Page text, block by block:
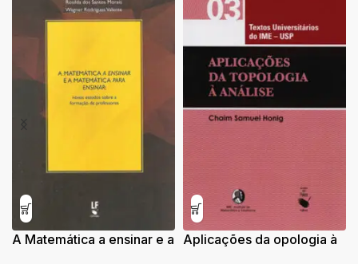
A Matemática a ensinar e a
Aplicações da opologia à